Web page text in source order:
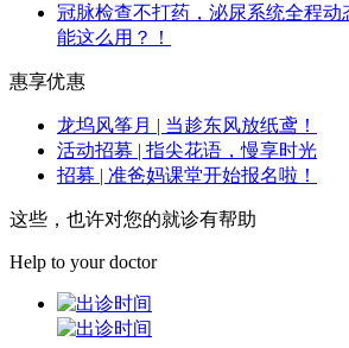
冠脉检查不打药，泌尿系统全程动
能这么用？！
惠享优惠
龙坞风筝月 | 当趁东风放纸鸢！
活动招募 | 指尖花语，慢享时光
招募 | 准爸妈课堂开始报名啦！
这些，也许对您的就诊有帮助
Help to your doctor